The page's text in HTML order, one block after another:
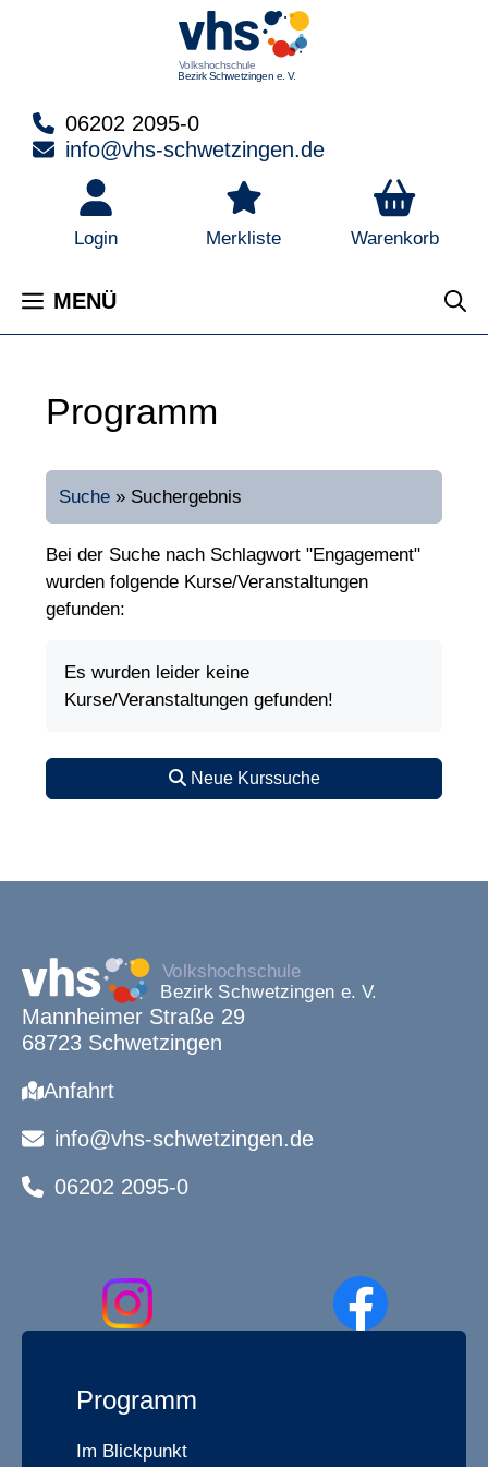
06202 2095-0
info@vhs-schwetzingen.de
Login Merkliste Warenkorb
MENÜ
Programm
Suche » Suchergebnis
Bei der Suche nach Schlagwort "Engagement"
wurden folgende Kurse/Veranstaltungen
gefunden:
Es wurden leider keine
Kurse/Veranstaltungen gefunden!
Neue Kurssuche
Mannheimer Straße 29
68723 Schwetzingen
Anfahrt
info@vhs-schwetzingen.de
06202 2095-0
Programm
Im Blickpunkt